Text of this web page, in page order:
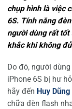
chụp hình là việc
6S. Tính năng
người dùng rất
khắc khi không
Do đó, người
iPhone 6S bị hư
hãy đến Huy
chữa đèn flash